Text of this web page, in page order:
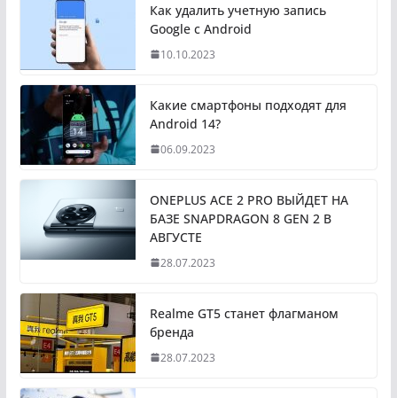
Как удалить учетную запись
Google с Android
10.10.2023
Какие смартфоны подходят для
Android 14?
06.09.2023
ONEPLUS ACE 2 PRO ВЫЙДЕТ НА
БАЗЕ SNAPDRAGON 8 GEN 2 В
АВГУСТЕ
28.07.2023
Realme GT5 станет флагманом
бренда
28.07.2023